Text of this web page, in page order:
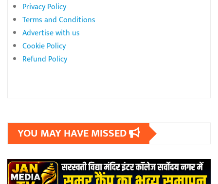
Privacy Policy
Terms and Conditions
Advertise with us
Cookie Policy
Refund Policy
YOU MAY HAVE MISSED